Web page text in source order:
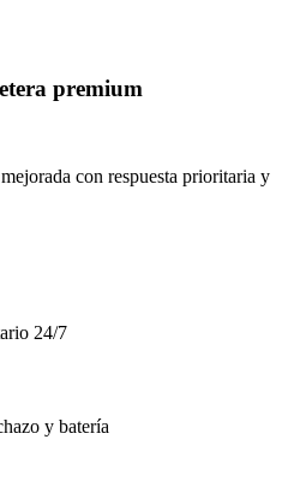
premium
con respuesta prioritaria y
24/7
y batería